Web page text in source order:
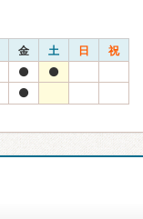
金 土 日 祝